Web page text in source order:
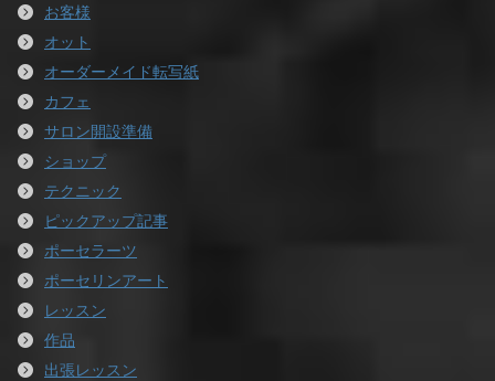
お客様
オット
オーダーメイド転写紙
カフェ
サロン開設準備
ショップ
テクニック
ピックアップ記事
ポーセラーツ
ポーセリンアート
レッスン
作品
出張レッスン